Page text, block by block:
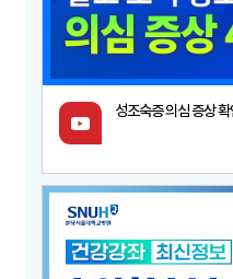
성조숙증 의심 증상